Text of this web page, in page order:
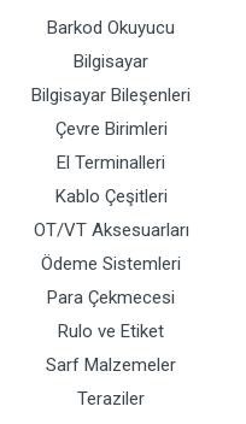
Barkod Okuyucu
Bilgisayar
Bilgisayar Bileşenleri
Çevre Birimleri
El Terminalleri
Kablo Çeşitleri
OT/VT Aksesuarları
Ödeme Sistemleri
Para Çekmecesi
Rulo ve Etiket
Sarf Malzemeler
Teraziler